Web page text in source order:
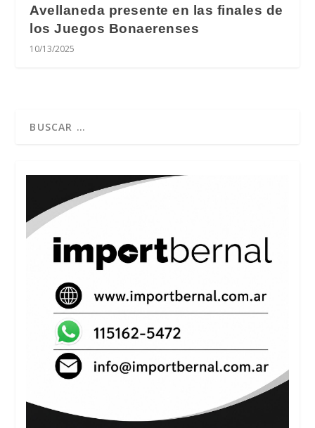
Avellaneda presente en las finales de
los Juegos Bonaerenses
10/13/2025